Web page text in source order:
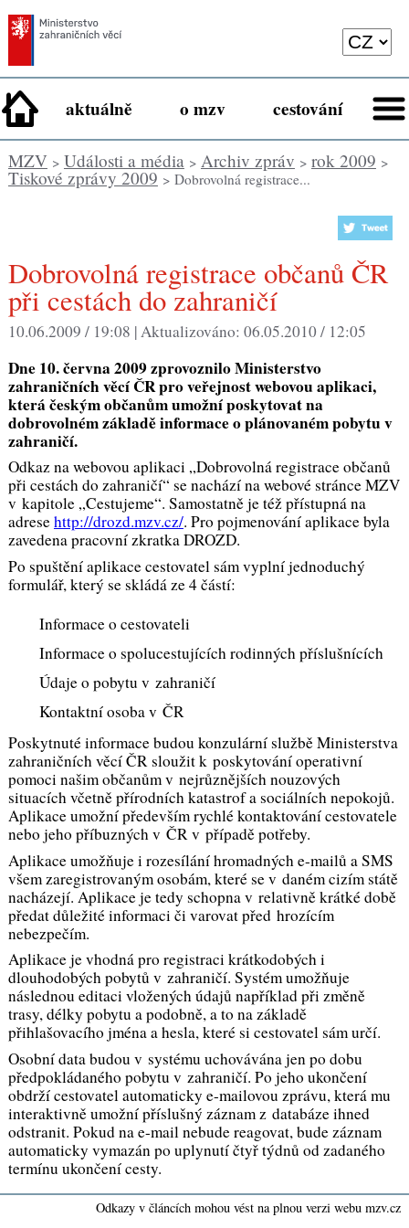
aktuálně o mzv cestování
MZV> Události a média> Archiv zpráv > rok 2009 >
Tiskové zprávy 2009 > Dobrovolná registrace...
Dobrovolná registrace občanů ČR
při cestách do zahraničí
10.06.2009 / 19:08 |Aktualizováno: 06.05.2010 / 12:05
Dne 10. června 2009 zprovoznilo Ministerstvo
zahraničních věcí ČR pro veřejnost webovou aplikaci,
která českým občanům umožní poskytovat na
dobrovolném základě informace o plánovaném pobytu v
zahraničí.
Odkaz na webovou aplikaci „Dobrovolná registrace občanů
při cestách do zahraničí“ se nachází na webové stránce MZV
v kapitole „Cestujeme“. Samostatně je též přístupná na
adresehttp://drozd.mzv.cz/. Pro pojmenování aplikace byla
zavedena pracovní zkratka DROZD.
Po spuštění aplikace cestovatel sám vyplní jednoduchý
formulář, který se skládá ze 4 částí:
Informace o cestovateli
Informace o spolucestujících rodinných příslušnících
Údaje o pobytu v zahraničí
Kontaktní osoba v ČR
Poskytnuté informace budou konzulární službě Ministerstva
zahraničních věcí ČR sloužit k poskytování operativní
pomoci našim občanům v nejrůznějších nouzových
situacích včetně přírodních katastrof a sociálních nepokojů.
Aplikace umožní především rychlé kontaktování cestovatele
nebo jeho příbuzných v ČR v případě potřeby.
Aplikace umožňuje i rozesílání hromadných e-mailů a SMS
všem zaregistrovaným osobám, které se v daném cizím státě
nacházejí. Aplikace je tedy schopna v relativně krátké době
předat důležité informaci či varovat před hrozícím
nebezpečím.
Aplikace je vhodná pro registraci krátkodobých i
dlouhodobých pobytů v zahraničí. Systém umožňuje
následnou editaci vložených údajů například při změně
trasy, délky pobytu a podobně, a to na základě
přihlašovacího jména a hesla, které si cestovatel sám určí.
Osobní data budou v systému uchovávána jen po dobu
předpokládaného pobytu v zahraničí. Po jeho ukončení
obdrží cestovatel automaticky e-mailovou zprávu, která mu
interaktivně umožní příslušný záznam z databáze ihned
odstranit. Pokud na e-mail nebude reagovat, bude záznam
automaticky vymazán po uplynutí čtyř týdnů od zadaného
termínu ukončení cesty.
Odkazy v článcích mohou vést na plnou verzi webu mzv.cz